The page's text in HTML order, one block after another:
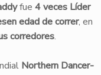
fue 4 veces Líder
edad de correr, en
corredores.
Northern Dancer-